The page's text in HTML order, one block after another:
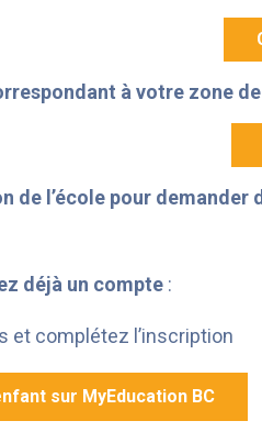
à votre zone
de l’école pour
déjà un compte:
et complétez l’inscription
sur MyEducation BC